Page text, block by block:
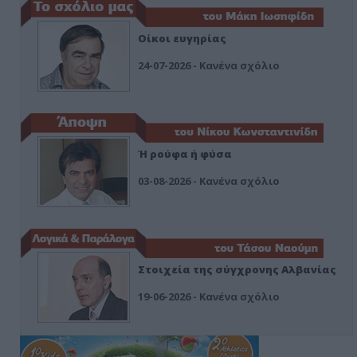
Οίκοι ευγηρίας
24-07-2026 - Κανένα σχόλιο
Ή ρούφα ή φύσα
03-08-2026 - Κανένα σχόλιο
Στοιχεία της σύγχρονης Αλβανίας
19-06-2026 - Κανένα σχόλιο